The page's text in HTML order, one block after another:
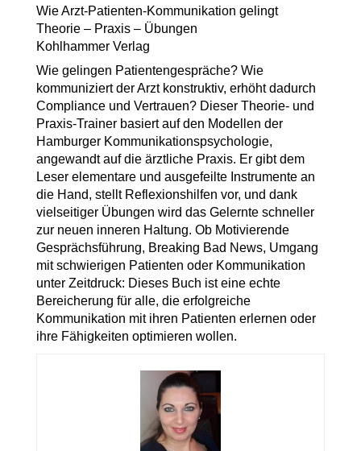
Wie Arzt-Patienten-Kommunikation gelingt
Theorie – Praxis – Übungen
Kohlhammer Verlag
Wie gelingen Patientengespräche? Wie
kommuniziert der Arzt konstruktiv, erhöht dadurch
Compliance und Vertrauen? Dieser Theorie- und
Praxis-Trainer basiert auf den Modellen der
Hamburger Kommunikationspsychologie,
angewandt auf die ärztliche Praxis. Er gibt dem
Leser elementare und ausgefeilte Instrumente an
die Hand, stellt Reflexionshilfen vor, und dank
vielseitiger Übungen wird das Gelernte schneller
zur neuen inneren Haltung. Ob Motivierende
Gesprächsführung, Breaking Bad News, Umgang
mit schwierigen Patienten oder Kommunikation
unter Zeitdruck: Dieses Buch ist eine echte
Bereicherung für alle, die erfolgreiche
Kommunikation mit ihren Patienten erlernen oder
ihre Fähigkeiten optimieren wollen.